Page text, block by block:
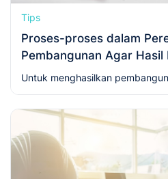
Tips
Proses-proses dalam
Pembangunan Agar Hasil
Optimal!
Untuk menghasilkan
optimal, maka harus melewati
dalam perencanaan